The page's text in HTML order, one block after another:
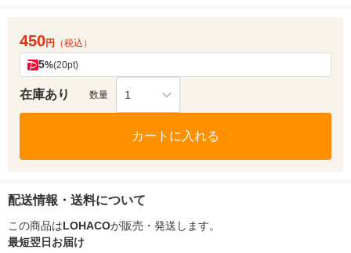
450円 （税込）
5%(20pt)
在庫あり 数量 1
カートに入れる
配送情報・送料について
この商品はLOHACOが販売・発送します。
最短翌日お届け